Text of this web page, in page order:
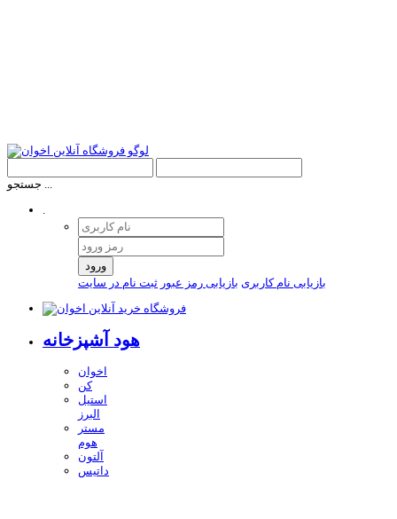
جستجو ...
.
ورود
بازیابی نام کاربری بازیابی رمز عبور ثبت نام در سایت
هود آشپزخانه
اخوان
کن
استیل
البرز
مستر
هوم
آلتون
داتیس